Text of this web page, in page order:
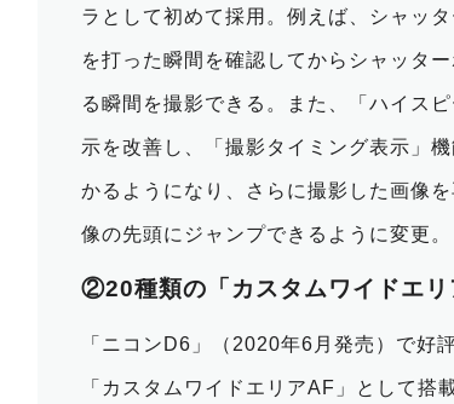
ラとして初めて採用。例えば、シャッ
を打った瞬間を確認してからシャッタ
る瞬間を撮影できる。また、「ハイス
示を改善し、「撮影タイミング表示」
かるようになり、さらに撮影した画像
像の先頭にジャンプできるように変更。
②20種類の「カスタムワイドエ
「ニコンD6」（2020年6月発売）で好
「カスタムワイドエリアAF」として